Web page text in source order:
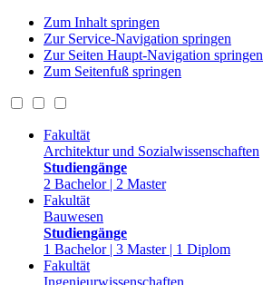
Zum Inhalt springen
Zur Service-Navigation springen
Zur Seiten Haupt-Navigation springen
Zum Seitenfuß springen
Fakultät
Architektur und Sozialwissenschaften
Studiengänge
2 Bachelor | 2 Master
Fakultät
Bauwesen
Studiengänge
1 Bachelor | 3 Master | 1 Diplom
Fakultät
Ingenieurwissenschaften